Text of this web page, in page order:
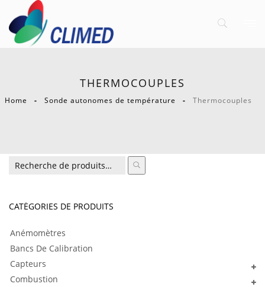
THERMOCOUPLES
Home Sonde autonomes de température Thermocouples
CATÉGORIES DE PRODUITS
Anémomètres
Bancs De Calibration
Capteurs
Combustion